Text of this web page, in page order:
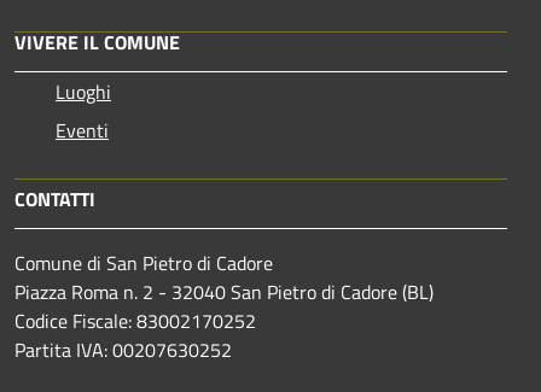
VIVERE IL COMUNE
Luoghi
Eventi
CONTATTI
Comune di San Pietro di Cadore
Piazza Roma n. 2 - 32040 San Pietro di Cadore (BL)
Codice Fiscale: 83002170252
Partita IVA: 00207630252